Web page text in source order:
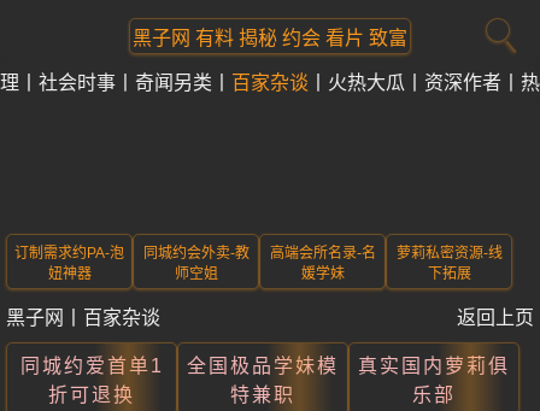
黑子网 有料 揭秘 约会 看片 致富
社会时事 奇闻另类 百家杂谈 火热大瓜 资深作者
订制需求约PA-泡
妞神器
同城约会外卖-教
师空姐
高端会所名录-名
媛学妹
萝莉私密资源-线
下拓展
黑子网 百家杂谈 返回上页
同城约爱首单1
折可退换
全国极品学妹模
特兼职
真实国内萝莉俱
乐部